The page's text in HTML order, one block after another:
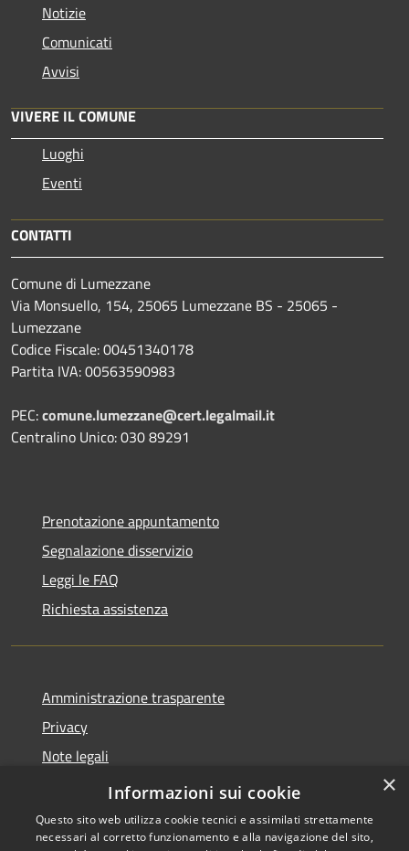
Notizie
Comunicati
Avvisi
VIVERE IL COMUNE
Luoghi
Eventi
CONTATTI
Comune di Lumezzane
Via Monsuello, 154, 25065 Lumezzane BS - 25065 -
Lumezzane
Codice Fiscale: 00451340178
Partita IVA: 00563590983
PEC:comune.lumezzane@cert.legalmail.it
Centralino Unico: 030 89291
Prenotazione appuntamento
Segnalazione disservizio
Leggi le FAQ
Richiesta assistenza
Amministrazione trasparente
Privacy
Note legali
Dichiarazione di accessibilità
×
Informazioni sui cookie
Questo sito web utilizza cookie tecnici e assimilati strettamente
necessari al corretto funzionamento e alla navigazione del sito,